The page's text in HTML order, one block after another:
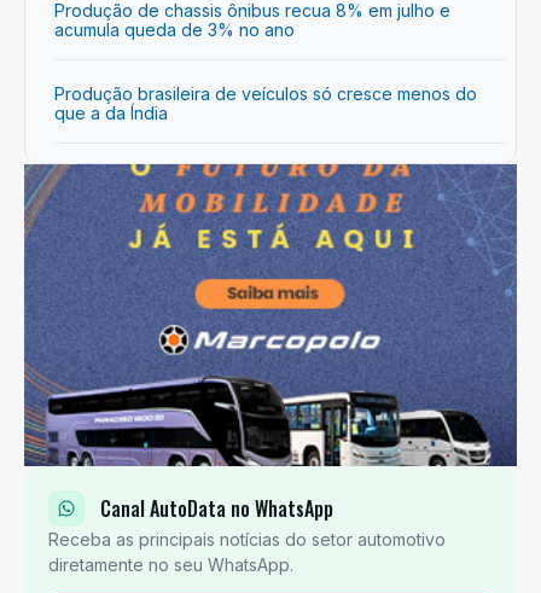
Produção de chassis ônibus recua 8% em julho e
acumula queda de 3% no ano
Produção brasileira de veículos só cresce menos do
que a da Índia
Canal AutoData no WhatsApp
Receba as principais notícias do setor automotivo
diretamente no seu WhatsApp.